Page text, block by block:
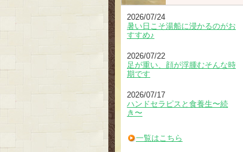
2026/07/24
暑い日こそ湯船に浸かるのがお
すすめ♪
2026/07/22
足が重い、顔が浮腫むそんな時
期です
2026/07/17
ハンドセラピスと食養生〜続
き〜
一覧はこちら